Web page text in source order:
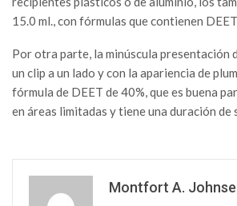
15.0 ml., con fórmulas que contienen
Por otra parte, la minúscula presentación
un clip a un lado y con la apariencia de
fórmula de DEET de 40%, que es buena
en áreas limitadas y tiene una duración de
Montfort A.